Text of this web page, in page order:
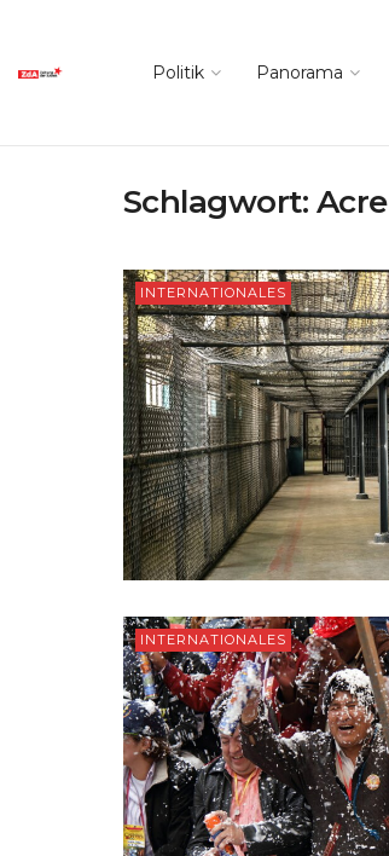
Politik Panorama
Schlagwort: Acre
INTERNATIONALES
INTERNATIONALES